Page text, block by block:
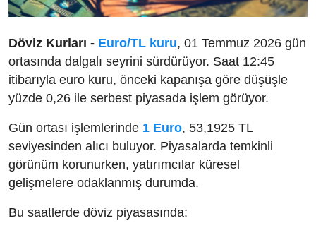
Döviz Kurları - Euro/TL kuru, 01 Temmuz 2026 gün
ortasında dalgalı seyrini sürdürüyor. Saat 12:45
itibarıyla euro kuru, önceki kapanışa göre düşüşle
yüzde 0,26 ile serbest piyasada işlem görüyor.
Gün ortası işlemlerinde 1 Euro, 53,1925 TL
seviyesinden alıcı buluyor. Piyasalarda temkinli
görünüm korunurken, yatırımcılar küresel
gelişmelere odaklanmış durumda.
Bu saatlerde döviz piyasasında: